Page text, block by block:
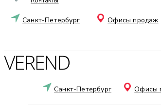
Санкт-Петербург Офисы продаж
Санкт-Петербург Офисы